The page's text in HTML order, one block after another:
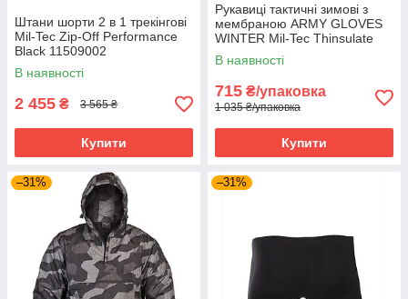
Штани шорти 2 в 1 трекінгові
Mil-Tec Zip-Off Performance
Black 11509002
В наявності
2 455 ₴ 3 565 ₴
Купити
Рукавиці тактичні зимові з
мембраною ARMY GLOVES
WINTER Mil-Tec Thinsulate
Oliva 12520801
В наявності
715 ₴/упаковка
1 035 ₴/упаковка
Купити
–31% –31%